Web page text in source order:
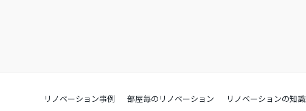
リノベーション事例 部屋毎のリノベーション リノベーションの知識